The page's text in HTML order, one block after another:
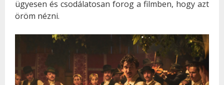
ügyesen és csodálatosan forog a filmben, hogy azt
öröm nézni.